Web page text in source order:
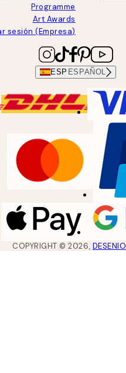
Programme
Art Awards
sesión (Empresa)
ESP ESPAÑOL
COPYRIGHT ©2026, DESENIO